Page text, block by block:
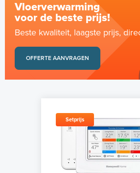
Vloerverwarming
voor de beste prijs!
Beste kwaliteit, laagste prijs,
OFFERTE AANVRAGEN
Setprijs